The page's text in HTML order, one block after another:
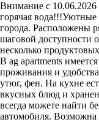
Внимание с 10.06.2026
горячая вода!!!Уютные
города. Расположены
шаговой доступности
несколько
В ag apartments
проживания и
утюг, фен. На кухне
вкусных блюд и
всегда можете найти
автомобиля. Возможна